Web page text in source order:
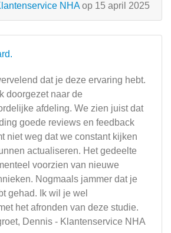
NHAop 15 april 2025
dat je deze ervaring hebt.
doorgezet naar de
afdeling. We zien juist dat
goede reviews en feedback
niet weg dat we constant kijken
actualiseren. Het gedeelte
voorzien van nieuwe
Nogmaals jammer dat je
gehad. Ik wil je wel
het afronden van deze studie.
Dennis - Klantenservice NHA